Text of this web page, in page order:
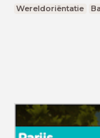
Wereldoriëntatie